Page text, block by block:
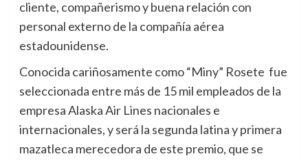
cliente, compañerismo y buena relación con
personal externo de la compañía aérea
estadounidense.
Conocida cariñosamente como “Miny” Rosete fue
seleccionada entre más de 15 mil empleados de la
empresa Alaska Air Lines nacionales e
internacionales, y será la segunda latina y primera
mazatleca merecedora de este premio, que se